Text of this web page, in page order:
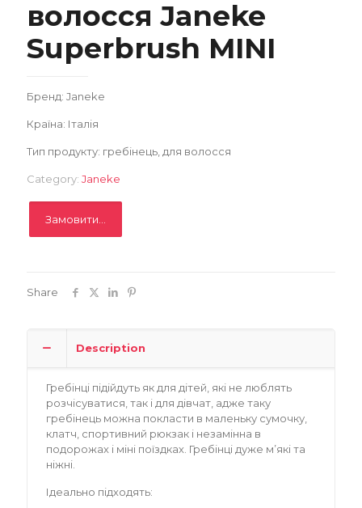
волосся Janeke
Superbrush MINI
Бренд: Janeke
Країна: Італія
Тип продукту: гребінець, для волосся
Category: Janeke
Замовити...
Share
Description
Гребінці підійдуть як для дітей, які не люблять
розчісуватися, так і для дівчат, адже таку
гребінець можна покласти в маленьку сумочку,
клатч, спортивний рюкзак і незамінна в
подорожах і міні поїздках. Гребінці дуже м’які та
ніжні.
Ідеально підходять: